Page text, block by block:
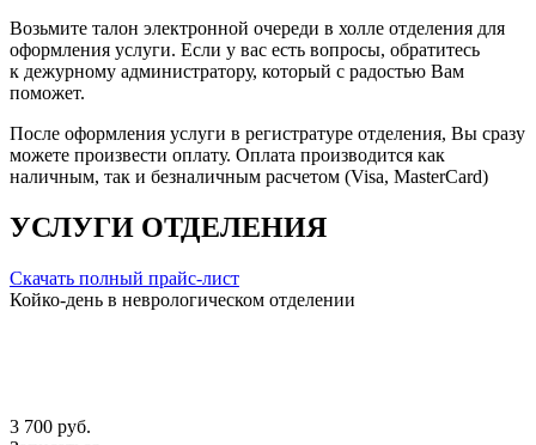
Возьмите талон электронной очереди в холле отделения для
оформления услуги. Если у вас есть вопросы, обратитесь
к дежурному администратору, который с радостью Вам
поможет.
После оформления услуги в регистратуре отделения, Вы сразу
можете произвести оплату. Оплата производится как
наличным, так и безналичным расчетом (Visa, MasterCard)
УСЛУГИ ОТДЕЛЕНИЯ
Скачать полный прайс-лист
Койко-день в неврологическом отделении
3 700 руб.